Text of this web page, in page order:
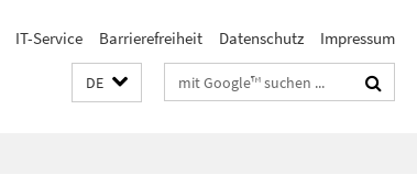
IT-Service Barrierefreiheit Datenschutz Impressum
DE Suchbegriffe